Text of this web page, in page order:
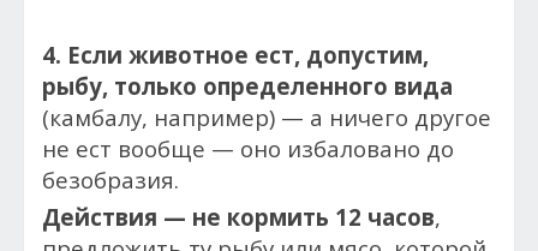
4. Если животное ест, допустим,
рыбу, только определенного вида
(камбалу, например) — а ничего другое
не ест вообще — оно избаловано до
безобразия.
Действия — не кормить 12 часов,